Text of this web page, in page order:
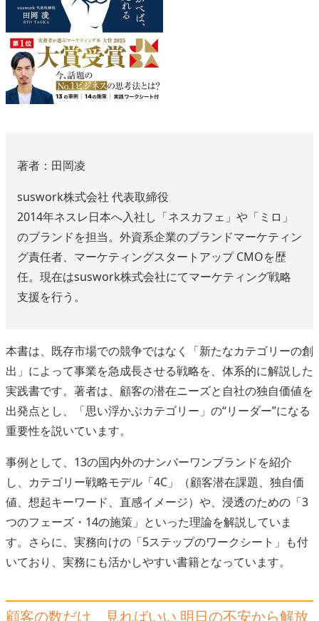
著者：田岡凌
suswork株式会社 代表取締役
2014年ネスレ日本へ入社し「ネスカフェ」や「ミロ」
のブランドを担当。外資系企業のブランドマーケティン
グ責任者、マーケティングスタートアップ CMOを歴
任。現在はsuswork株式会社にてマーケティング戦略
支援を行う。
本書は、既存市場での競争ではなく「新たなカテゴリーの創
出」によって事業を急成長させる戦略を、体系的に解説した
実践書です。著者は、顧客の潜在ニーズと自社の独自価値を
出発点とし、「思い浮かぶカテゴリー」の“リーダー”になる
重要性を説いています。
事例として、13の国内外のナンバーワンブランドを紹介
し、カテゴリー戦略モデル「4C」（顧客潜在課題、独自価
値、想起キーワード、直感イメージ）や、浸透のための「3
つのフェーズ・14の施策」といった理論を解説していま
す。さらに、実務向けの「5ステップのワークシート」も付
いており、実務にも活かしやすい書籍となっています。
顧客の数だけ、見ればいい 明日の不安から解放